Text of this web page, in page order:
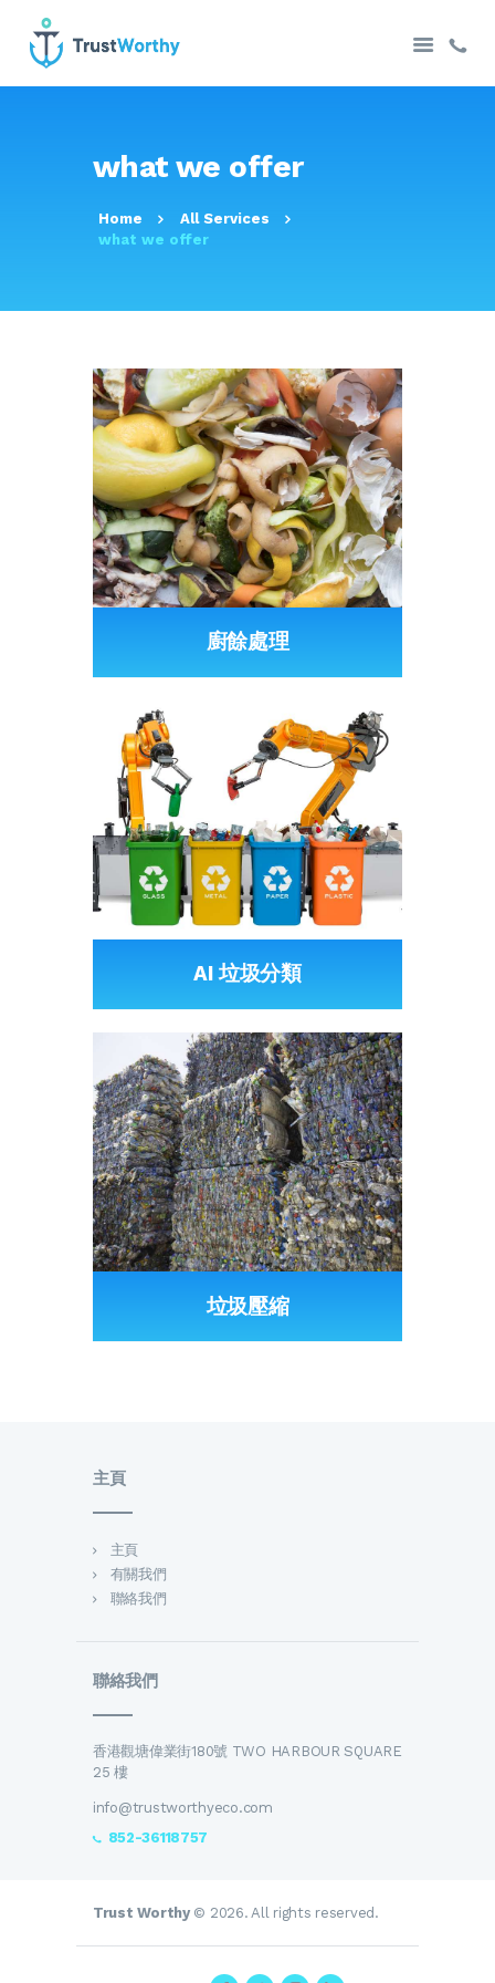
what we offer
Home
All Services
what we offer
有關我們
聯絡我們
廚餘處理
AI 垃圾分類
垃圾壓縮
主頁
主頁
有關我們
聯絡我們
聯絡我們
香港觀塘偉業街180號 TWO HARBOUR SQUARE
25 樓
info@trustworthyeco.com
852-36118757
Trust Worthy© 2026. All rights reserved.